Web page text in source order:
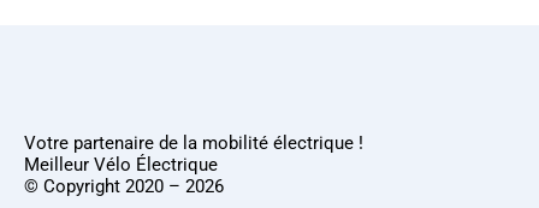
Votre partenaire de la mobilité électrique !
Meilleur Vélo Électrique
© Copyright 2020 – 2026